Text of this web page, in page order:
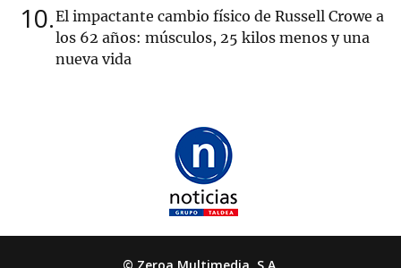
10 El impactante cambio físico de Russell Crowe a
los 62 años: músculos, 25 kilos menos y una
nueva vida